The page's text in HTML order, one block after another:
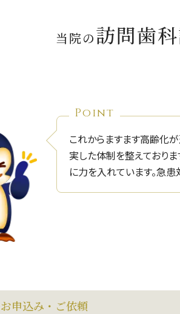
当院の訪問歯
Point
これからますます高齢化
実した体制を整えておりま
に力を入れています。急患
申込み・ご依頼